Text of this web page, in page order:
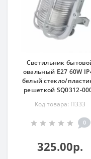
Светильник
овальный Е27 60W
белый стекло/
решеткой SQ0312-
Код товара: П333
0
325.00р.